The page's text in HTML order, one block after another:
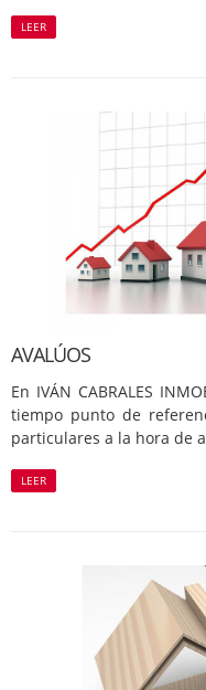
LEER
AVALÚOS
En IVÁN CABRALES
tiempo punto de
particulares a la hora de
LEER